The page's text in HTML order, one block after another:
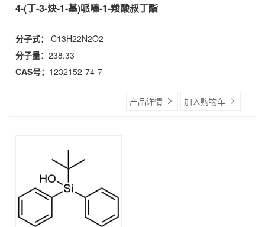
4-(丁-3-炔-1-基)哌嗪-1-羧酸叔丁酯
分子式： C13H22N2O2
分子量： 238.33
CAS号： 1232152-74-7
产品详情 加入购物车